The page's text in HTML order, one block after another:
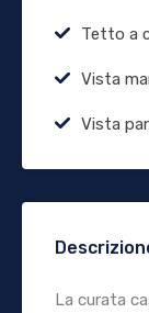
Tetto a
Vista
Vista
La curata